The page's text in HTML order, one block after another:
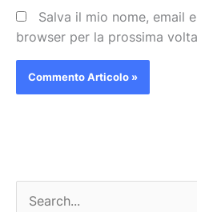
Salva il mio nome, email
browser per la prossima